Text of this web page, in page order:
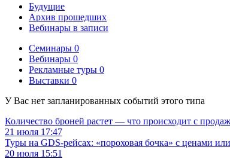
Будущие
Архив прошедших
Вебинары в записи
Семинары 0
Вебинары 0
Рекламные туры 0
Выставки 0
У Вас нет запланированных событий этого типа
Количество броней растет — что происходит с
21 июля 17:47
Туры на GDS-рейсах: «пороховая бочка» с ценами
20 июля 15:51